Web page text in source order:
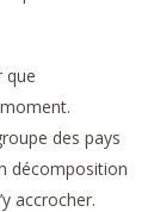
que
des pays
décomposition
accrocher.